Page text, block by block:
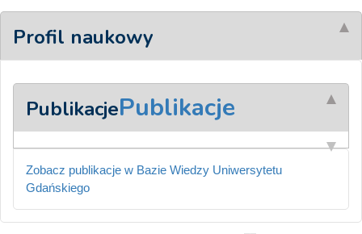
Profil naukowy
PublikacjePublikacje
Zobacz publikacje w Bazie Wiedzy Uniwersytetu
Gdańskiego